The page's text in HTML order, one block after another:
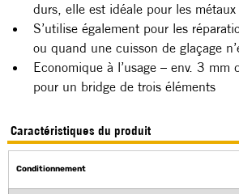
durs, elle est idéale pour les
S’utilise également pour les
ou quand une cuisson de glaçage
Economique à l’usage – env. 3 mm
pour un bridge de trois éléments
Caractéristiques du produit
Conditionnement